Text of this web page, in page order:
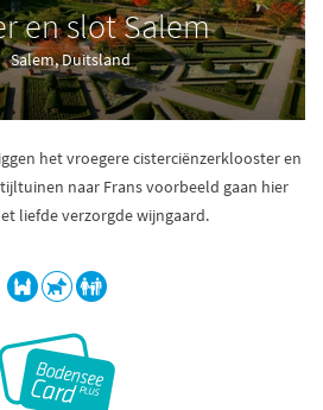
en slot Salem
Salem, Duitsland
het vroegere cisterciënzerklooster en
naar Frans voorbeeld gaan hier
liefde verzorgde wijngaard.